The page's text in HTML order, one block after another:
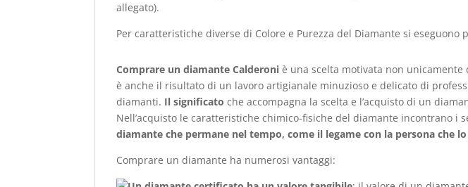
allegato).
Per caratteristiche diverse di Colore e Purezza del Diamante si eseguono
Comprare un diamante Calderoniè una scelta motivata non
è anche il risultato di un lavoro artigianale minuzioso e delicato di
diamanti. Il significato che accompagna la scelta e l’acquisto di un
Nell’acquisto le caratteristiche chimico-fisiche del diamante incontrano i
diamante che permane nel tempo, come il legame con la persona che lo
Comprare un diamante ha numerosi vantaggi: